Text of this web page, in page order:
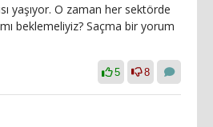
yaşıyor. O zaman her sektörde
mı beklemeliyiz? Saçma bir yorum
5 8